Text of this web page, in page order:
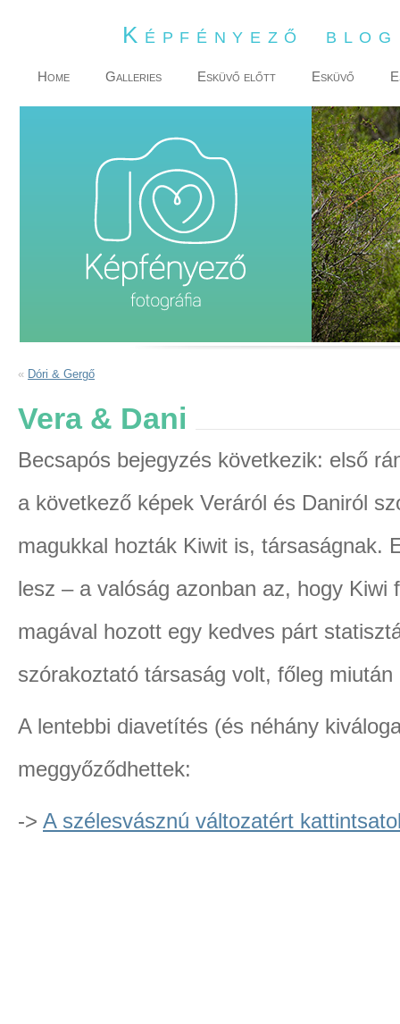
Képfényező
Home Galleries Esküvő előtt Esküvő
« Dóri & Gergő
Vera & Dani
Becsapós bejegyzés következik: első
a következő képek Veráról és Daniról
magukkal hozták Kiwit is, társaságnak.
lesz – a valóság azonban az, hogy Kiwi
magával hozott egy kedves párt
szórakoztató társaság volt, főleg
A lentebbi diavetítés (és néhány
meggyőződhettek:
-> A szélesvásznú változatért